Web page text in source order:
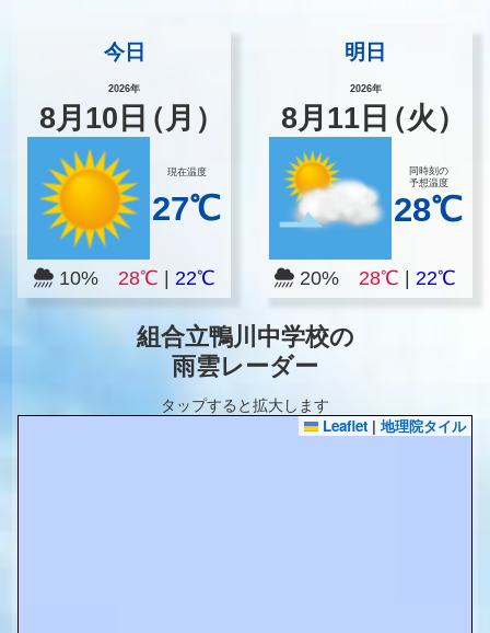
今日
2026年
8月 10 日（月）
現在温度
27℃
10% 28℃ 22℃
明日
2026年
8月 11日（火）
同時刻の
予想温度
28℃
20% 28℃ |22℃
組合立鴨川中学校の
雨雲レーダー
タップすると拡大します
Leaflet | 地理院タイル